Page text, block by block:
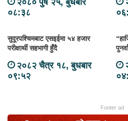
२०८० पुष २५, बुधबार
०८:३८
सुदूरपश्चिमबाट एसइईमा ५४ हजार
परीक्षार्थी सहभागी हुँदै
२०८२ चैत्र १८, बुधबार
०९:५२
Footer ad